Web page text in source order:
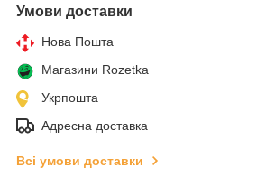
Умови доставки
Нова Пошта
Магазини Rozetka
Укрпошта
Адресна доставка
Всі умови доставки